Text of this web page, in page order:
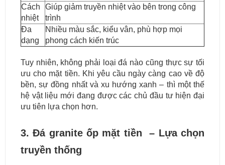
Cách
nhiệt
Giúp giảm truyền nhiệt vào bên trong công
trình
Đa
dạng
Nhiều màu sắc, kiểu vân, phù hợp mọi
phong cách kiến trúc
Tuy nhiên, không phải loại đá nào cũng thực sự tối
ưu cho mặt tiền. Khi yêu cầu ngày càng cao về độ
bền, sự đồng nhất và xu hướng xanh – thì một thế
hệ vật liệu mới đang được các chủ đầu tư hiện đại
ưu tiên lựa chọn hơn.
3. Đá granite ốp mặt tiền – Lựa chọn
truyền thống